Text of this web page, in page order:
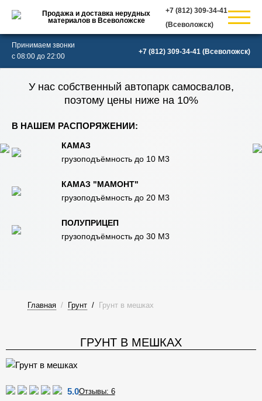
Продажа и доставка нерудных
материалов в Всеволожске
(Всеволожск)
Принимаем звонки
с 08:00 до 22:00
(Всеволожск)
В НАШЕМ РАСПОРЯЖЕНИИ:
КАМАЗ
грузоподъёмность до 10 М3
КАМАЗ "МАМОНТ"
грузоподъёмность до 20 М3
ПОЛУПРИЦЕП
грузоподъёмность до 30 М3
У нас собственный автопарк самосвалов,
поэтому цены ниже на 10%
Главная / Грунт / Грунт в мешках
ГРУНТ В МЕШКАХ
5.0Отзывы: 6